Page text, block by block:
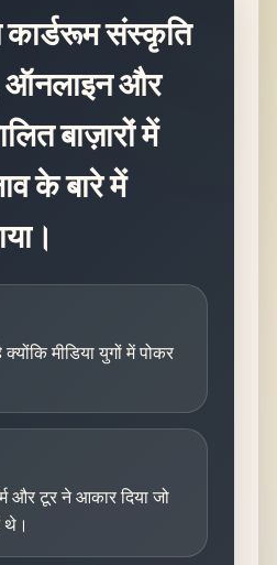
कार्डरूम संस्कृति
ऑनलाइन और
बाज़ारों में
के बारे में
मीडिया युगों में पोकर
और टूर ने आकार दिया जो
थे।